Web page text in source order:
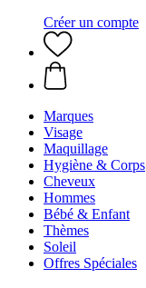
Créer un compte
Marques
Visage
Maquillage
Hygiène & Corps
Cheveux
Hommes
Bébé & Enfant
Thèmes
Soleil
Offres Spéciales